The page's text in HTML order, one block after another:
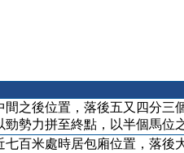
間之後位置，落後五又四分三
勁勢力拼至終點，以半個馬位
七百米處時居包廂位置，落後